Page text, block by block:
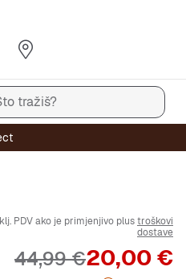
tražiš?
PDV ako je primjenjivo plustroškovi
dostave
Cijena
20,00 €
Originalna cijena
44,99 €